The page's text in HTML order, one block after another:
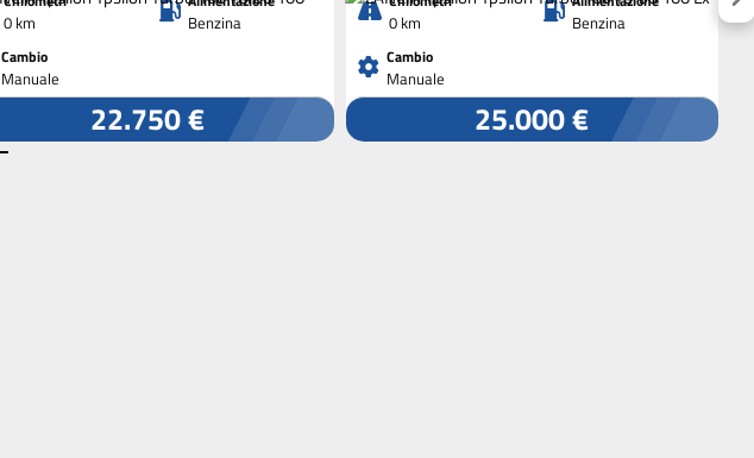
0 km Benzina
Cambio
Manuale
22.750 €
0 km Benzina
Cambio
Manuale
25.000 €